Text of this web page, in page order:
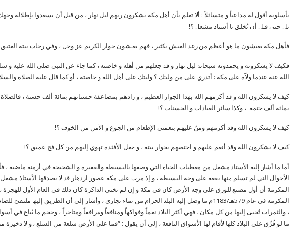
بأسلوبه أقول له مداعباً و متسائلاً : ألا تعلم بأن أهل مكة يشكرون ربهم ليل نهار ، من قبل أن يسعدوا بإطلالة
بل حتى قبل أن تُخلق يا أستاذ مشعل ؟!
فأهل مكة يعيشون ما هو أعظم من رغد العيش بكثير ، فهم يعيشون جوار الكريم عز وجل ، وفي رحاب بيته العتيق
فكيف لا يشكرونه و يحمدونه سبحانه ليل نهار و قد جعلهم من أهله و خاصته ، كما جاء عن النبي صلى الله عليه
الله عنه عندما ولاّه على مكة : أتدري على من وليتك ؟ وليتك على أهل الله و خاصته ، أو كما قال عليه الصلاة
كيف لا يشكرون الله و قد أكرمهم الله بهذا الجوار العظيم ، و زادهم بمضاعفة حسناتهم بمائة ألف حسنة ، فالصلاة
بمائة ألف ختمة ، وكذا سائر العبادات و الحسنات ؟!
كيف لا يشكرون الله وقد أكرمهم ومنّ عليهم بنعمتي الإطعام من الجوع و الأمن من الخوف ؟!
كيف لا يشكرون الله وقد أنعم عليهم و اختصهم بجوار بيته ، و جعل الأفئدة تهوي إليهم من كل فج عميق ؟!
أما ما أشار إليه الأستاذ مشعل من معطيات الحياة التي وصفها بالبسيطة والفقيرة و الشحيحة في أزمنة ماضية ،
الأحوال التي لم تسلم منها بقعة على وجه البسيطة ، و إذ مرت على مكة عصور ازدهار قد لا يصدقها الأستاذ مشعل
المكرمة أن أول مصنع للورق على وجه الأرض كان في مكة و إن لم تخني الذاكرة كان ذلك في العام الأول للهجرة
المكرمة في عام 579هـ/1183م ما وصل إليه البلد الحرام من نماء تجاري ، وأشار إلى أن الطريق إليها
، والثمرات تُجبى إليها من كل مكان ، فهي أكثر البلاد نعماً وفواكهاً ومنافعاً ومرافقاً ومتاجراً ، وحجم ما يُباع في
ما لو فُرِّق على البلاد كلها لأقام لها الأسواق النافعة ، إلى أن يقول : “فما على الأرض سلعة من السلع ، و لا ذخيرة